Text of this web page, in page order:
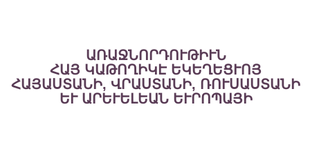
ԱՌԱՋՆՈՐԴՈՒԹԻՒՆ
ՀԱՅ ԿԱԹՈՂԻԿԷ ԵԿԵՂԵՑՒՈՅ
ՀԱՅԱՍՏԱՆԻ, ՎՐԱՍՏԱՆԻ, ՌՈՒՍԱՍՏԱՆԻ
ԵՒ ԱՐԵՒԵԼԵԱՆ ԵՒՐՈՊԱՅԻ